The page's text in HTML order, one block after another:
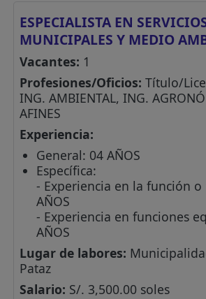
ESPECIALISTA EN
MUNICIPALES Y MEDIO
Vacantes: 1
Profesiones/Oficios: Título/
ING. AMBIENTAL, ING.
AFINES
Experiencia:
General: 04 AÑOS
Específica:
- Experiencia en la función o
AÑOS
- Experiencia en funciones
AÑOS
Lugar de labores:
Pataz
Salario: S/. 3,500.00 soles